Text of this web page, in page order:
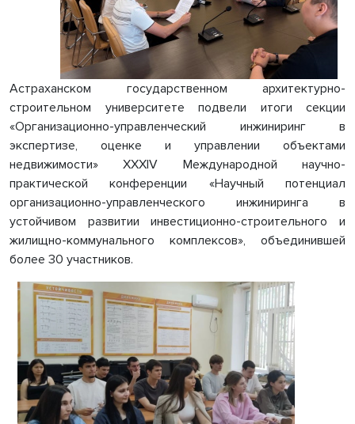
Астраханском государственном архитектурно-
строительном университете подвели итоги секции
«Организационно-управленческий инжиниринг в
экспертизе, оценке и управлении объектами
недвижимости» XXXIV Международной научно-
практической конференции «Научный потенциал
организационно-управленческого инжиниринга в
устойчивом развитии инвестиционно-строительного и
жилищно-коммунального комплексов», объединившей
более 30 участников.